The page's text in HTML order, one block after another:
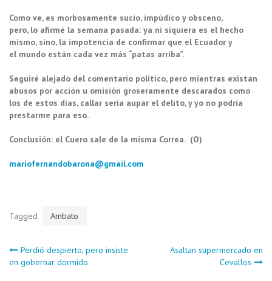
Como ve, es morbosamente sucio, impúdico y obsceno,
pero, lo afirmé la semana pasada: ya ni siquiera es el hecho
mismo, sino, la impotencia de confirmar que el Ecuador y
el mundo están cada vez más “patas arriba”.
Seguiré alejado del comentario político, pero mientras existan
abusos por acción u omisión groseramente descarados como
los de estos días, callar sería aupar el delito, y yo no podría
prestarme para eso.
Conclusión: el Cuero sale de la misma Correa.(O)
mariofernandobarona@gmail.com
Tagged Ambato
Navegación
Perdió despierto, pero insiste
en gobernar dormido
Asaltan supermercado en
Cevallos